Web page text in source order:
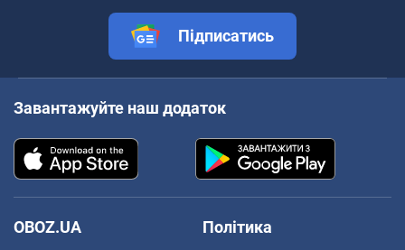
Підписатись
Завантажуйте наш додаток
OBOZ.UA
Політика